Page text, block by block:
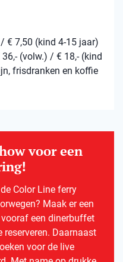
€ 7,50 (kind 4-15 jaar)
(volw.) / € 18,- (kind
frisdranken en koffie
voor een
Color Line ferry
Maak er een
een dinerbuffet
Daarnaast
voor de live